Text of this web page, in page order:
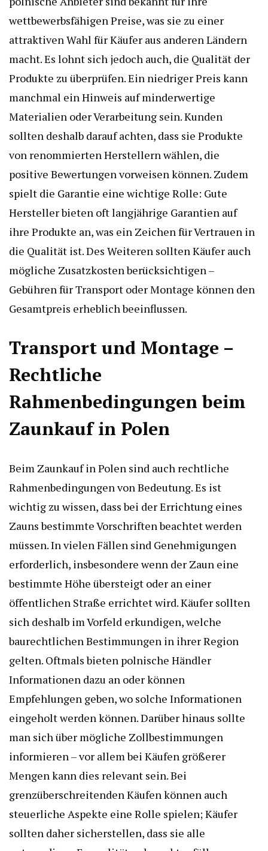
wettbewerbsfähigen Preise, was sie zu einer
attraktiven Wahl für Käufer aus anderen Ländern
macht. Es lohnt sich jedoch auch, die Qualität der
Produkte zu überprüfen. Ein niedriger Preis kann
manchmal ein Hinweis auf minderwertige
Materialien oder Verarbeitung sein. Kunden
sollten deshalb darauf achten, dass sie Produkte
von renommierten Herstellern wählen, die
positive Bewertungen vorweisen können. Zudem
spielt die Garantie eine wichtige Rolle: Gute
Hersteller bieten oft langjährige Garantien auf
ihre Produkte an, was ein Zeichen für Vertrauen in
die Qualität ist. Des Weiteren sollten Käufer auch
mögliche Zusatzkosten berücksichtigen –
Gebühren für Transport oder Montage können den
Gesamtpreis erheblich beeinflussen.
Transport und Montage –
Rechtliche
Rahmenbedingungen beim
Zaunkauf in Polen
Beim Zaunkauf in Polen sind auch rechtliche
Rahmenbedingungen von Bedeutung. Es ist
wichtig zu wissen, dass bei der Errichtung eines
Zauns bestimmte Vorschriften beachtet werden
müssen. In vielen Fällen sind Genehmigungen
erforderlich, insbesondere wenn der Zaun eine
bestimmte Höhe übersteigt oder an einer
öffentlichen Straße errichtet wird. Käufer sollten
sich deshalb im Vorfeld erkundigen, welche
baurechtlichen Bestimmungen in ihrer Region
gelten. Oftmals bieten polnische Händler
Informationen dazu an oder können
Empfehlungen geben, wo solche Informationen
eingeholt werden können. Darüber hinaus sollte
man sich über mögliche Zollbestimmungen
informieren – vor allem bei Käufen größerer
Mengen kann dies relevant sein. Bei
grenzüberschreitenden Käufen können auch
steuerliche Aspekte eine Rolle spielen; Käufer
sollten daher sicherstellen, dass sie alle